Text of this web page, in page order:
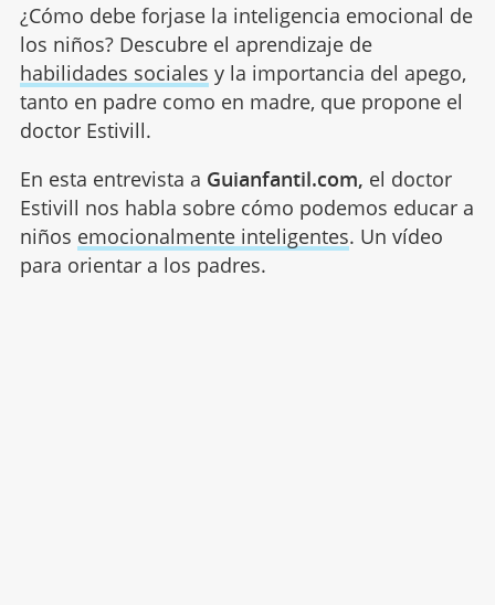
¿Cómo debe forjase la inteligencia emocional de
los niños? Descubre el aprendizaje de
habilidades sociales y la importancia del apego,
tanto en padre como en madre, que propone el
doctor Estivill.
En esta entrevista a Guianfantil.com, el doctor
Estivill nos habla sobre cómo podemos educar a
niños emocionalmente inteligentes. Un vídeo
para orientar a los padres.